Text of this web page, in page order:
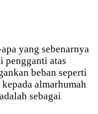
yang sebenarnya
pengganti atas
beban seperti
almarhumah
sebagai